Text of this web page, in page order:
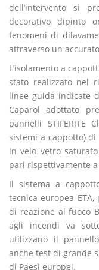
dell’intervento si
decorativo dipinto
fenomeni di
attraverso un
L’isolamento a
stato realizzato nel
linee guida indicate
Caparol adottato
pannelli STIFERITE
sistemi a cappotto)
in velo vetro
pari rispettivamente a
Il sistema a
tecnica europea
di reazione al fuoco
agli incendi va
utilizzano il
anche test di grande
di Paesi europei.